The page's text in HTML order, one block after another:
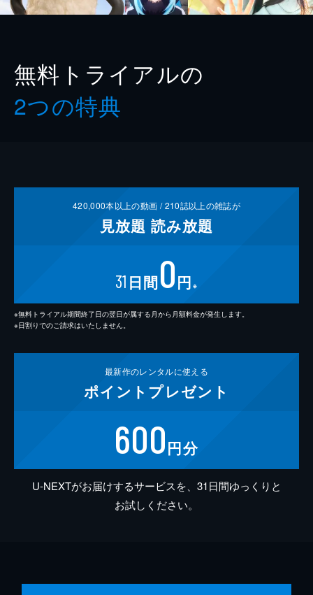
無料トライアルの
2つの特典
420,000本以上の動画 /210誌以上の雑誌が
見放題 読み放題
31 日間0円 ※
※無料トライアル期間終了日の翌日が属する月から月額料金が発生します。
※日割りでのご請求はいたしません。
最新作のレンタルに使える
ポイント プレゼント
600円分
U-NEXTがお届けするサービスを、31日間ゆっくりと
お試しください。